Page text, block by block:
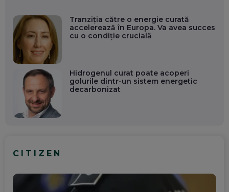
Tranziția către o energie curată
accelerează în Europa. Va avea succes
cu o condiție crucială
Hidrogenul curat poate acoperi
golurile dintr-un sistem energetic
decarbonizat
CITIZEN